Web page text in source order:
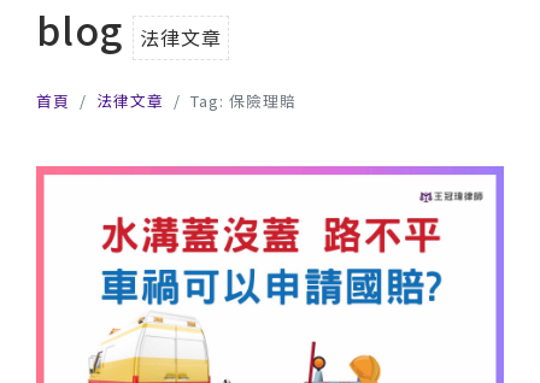
blog 法律文章
首頁 法律文章 Tag: 保險理賠